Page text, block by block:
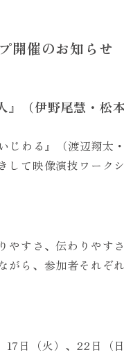
開催のお知らせ
』（伊野尾慧・松
じわる』（渡辺翔太
して映像演技ワーク
やすさ、伝わりやす
ら、参加者それぞ
日（火）、22日（